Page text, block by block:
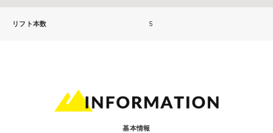
リフト本数 5
基本情報